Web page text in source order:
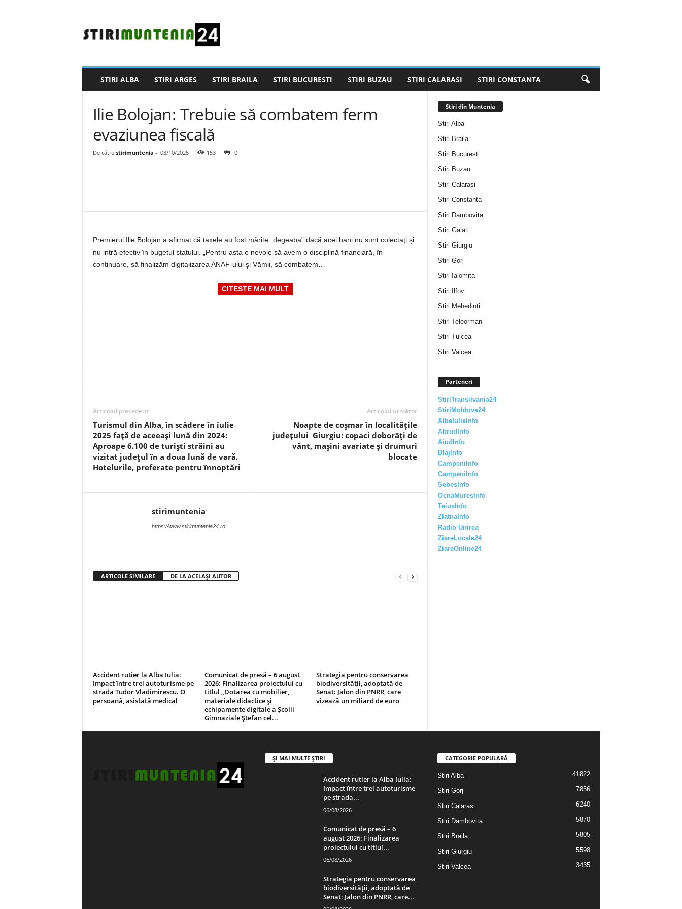
r
STIRI ALBA STIRI ARGES STIRI BRAILA STIRI BUCURESTI STIRI BUZAU STIRI CALARASI STIRI CONSTANTA
Ilie Bolojan: Trebuie să combatem ferm
evaziunea fiscală
De către stirimuntenia - 03/10/2025 153 0
Premierul Ilie Bolojan a afirmat că taxele au fost mărite „degeaba” dacă acei bani nu sunt colectaţi şi
nu intră efectiv în bugetul statului. „Pentru asta e nevoie să avem o disciplină financiară, în
continuare, să finalizăm digitalizarea ANAF-ului şi Vămii, să combatem…
CITESTE MAI MULT
Articolul precedent
Turismul din Alba, în scădere în iulie
2025 față de aceeași lună din 2024:
Aproape 6.100 de turiști străini au
vizitat județul în a doua lună de vară.
Hotelurile, preferate pentru înnoptări
Articolul următor
Noapte de coșmar în localitățile
județului Giurgiu: copaci doborâți de
vânt, mașini avariate și drumuri
blocate
stirimuntenia
https://www.stirimuntenia24.ro
ARTICOLE SIMILARE DE LA ACELAȘI AUTOR
Accident rutier la Alba Iulia:
Impact între trei autoturisme pe
strada Tudor Vladimirescu. O
persoană, asistată medical
Comunicat de presă – 6 august
2026: Finalizarea proiectului cu
titlul „Dotarea cu mobilier,
materiale didactice şi
echipamente digitale a Şcolii
Gimnaziale Ştefan cel...
Strategia pentru conservarea
biodiversității, adoptată de
Senat: Jalon din PNRR, care
vizează un miliard de euro
Stiri din Muntenia
Stiri Alba
Stiri Braila
Stiri Bucuresti
Stiri Buzau
Stiri Calarasi
Stiri Constanta
Stiri Dambovita
Stiri Galati
Stiri Giurgiu
Stiri Gorj
Stiri Ialomita
Stiri Ilfov
Stiri Mehedinti
Stiri Teleorman
Stiri Tulcea
Stiri Valcea
Parteneri
StiriTransilvania24
StiriMoldova24
AlbaIuliaInfo
AbrudInfo
AiudInfo
BlajInfo
CampeniInfo
CampeniInfo
SebesInfo
OcnaMuresInfo
TeiusInfo
ZlatnaInfo
Radio Unirea
ZiareLocale24
ZiareOnline24
ȘI MAI MULTE ȘTIRI
Accident rutier la Alba Iulia:
Impact între trei autoturisme
pe strada...
06/08/2026
Comunicat de presă – 6
august 2026: Finalizarea
proiectului cu titlul...
06/08/2026
Strategia pentru conservarea
biodiversității, adoptată de
Senat: Jalon din PNRR, care...
CATEGORIE POPULARĂ
Stiri Alba 41822
Stiri Gorj 7856
Stiri Calarasi 6240
Stiri Dambovita 5870
Stiri Braila 5805
Stiri Giurgiu 5598
Stiri Valcea 3435